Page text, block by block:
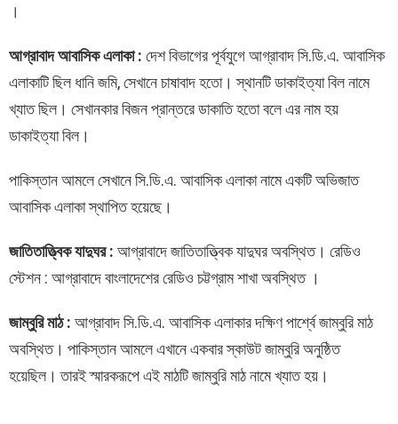
।
আগ্রাবাদ আবাসিক এলাকা : দেশ বিভাগের পূর্বযুগে আগ্রাবাদ সি.ডি.এ. আবাসিক
এলাকাটি ছিল ধানি জমি, সেখানে চাষাবাদ হতো। স্থানটি ডাকাইত্যা বিল নামে
খ্যাত ছিল। সেখানকার বিজন প্রান্তরে ডাকাতি হতো বলে এর নাম হয়
ডাকাইত্যা বিল।
পাকিস্তান আমলে সেখানে সি.ডি.এ. আবাসিক এলাকা নামে একটি অভিজাত
আবাসিক এলাকা স্থাপিত হয়েছে।
জাতিতাত্ত্বিক যাদুঘর : আগ্রাবাদে জাতিতাত্ত্বিক যাদুঘর অবস্থিত। রেডিও
স্টেশন : আগ্রাবাদে বাংলাদেশের রেডিও চট্টগ্রাম শাখা অবস্থিত ।
জাম্বুরি মাঠ : আগ্রাবাদ সি.ডি.এ. আবাসিক এলাকার দক্ষিণ পার্শ্বে জাম্বুরি মাঠ
অবস্থিত। পাকিস্তান আমলে এখানে একবার স্কাউট জাম্বুরি অনুষ্ঠিত
হয়েছিল। তারই স্মারকরূপে এই মাঠটি জাম্বুরি মাঠ নামে খ্যাত হয়।